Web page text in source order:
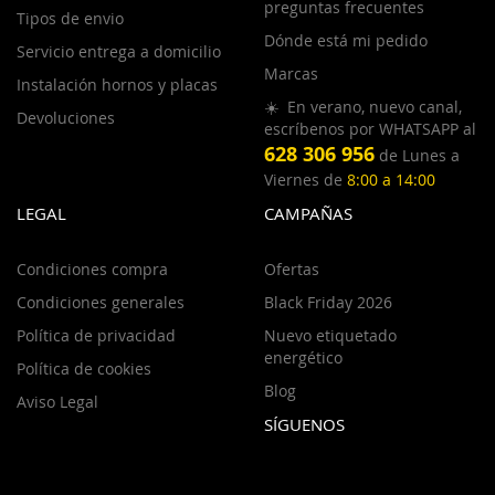
Tipos de envio
Servicio entrega a domicilio
Instalación hornos y placas
Devoluciones
preguntas frecuentes
Dónde está mi pedido
Marcas
☀️ En verano, nuevo canal,
escríbenos por WHATSAPP al
628 306 956 de Lunes a
Viernes de 8:00 a 14:00
LEGAL
Condiciones compra
Condiciones generales
Política de privacidad
Política de cookies
Aviso Legal
CAMPAÑAS
Ofertas
Black Friday 2026
Nuevo etiquetado
energético
Blog
SÍGUENOS